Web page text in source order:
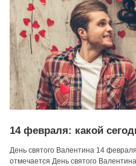
14 февраля: какой
День святого Валентина 14
отмечается День святого